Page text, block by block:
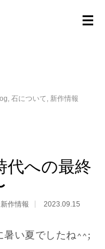
, 石について, 新作情報
代への最終
新作情報 2023.09.15
暑い夏でしたね^^;